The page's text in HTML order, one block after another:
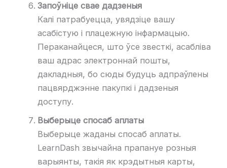
Запоўніце свае дадзеныя
Калі патрабуецца, увядзіце вашу
асабістую і плацежную інфармацыю.
Пераканайцеся, што ўсе звесткі, асабліва
ваш адрас электроннай пошты,
дакладныя, бо сюды будуць адпраўлены
пацвярджэнне пакупкі і дадзеныя
доступу.
Выберыце спосаб аплаты
Выберыце жаданы спосаб аплаты.
LearnDash звычайна прапануе розныя
варыянты, такія як крэдытныя карты,